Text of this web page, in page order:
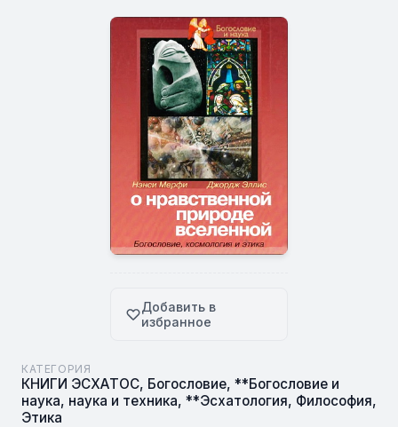
Добавить в
избранное
КАТЕГОРИЯ
КНИГИ ЭСХАТОС, Богословие, **Богословие и
наука, наука и техника, **Эсхатология, Философия,
Этика